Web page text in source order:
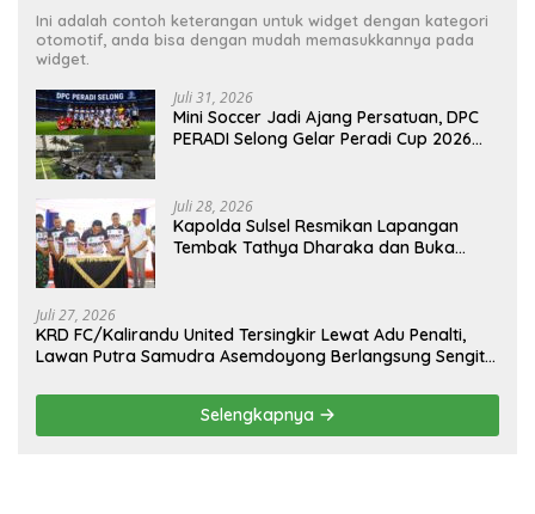
Ini adalah contoh keterangan untuk widget dengan kategori
otomotif, anda bisa dengan mudah memasukkannya pada
widget.
Juli 31, 2026
Mini Soccer Jadi Ajang Persatuan, DPC
PERADI Selong Gelar Peradi Cup 2026
Juli 28, 2026
Kapolda Sulsel Resmikan Lapangan
Tembak Tathya Dharaka dan Buka
Juli 27, 2026
KRD FC/Kalirandu United Tersingkir Lewat Adu Penalti,
Lawan Putra Samudra Asemdoyong Berlangsung Sengit
Selengkapnya